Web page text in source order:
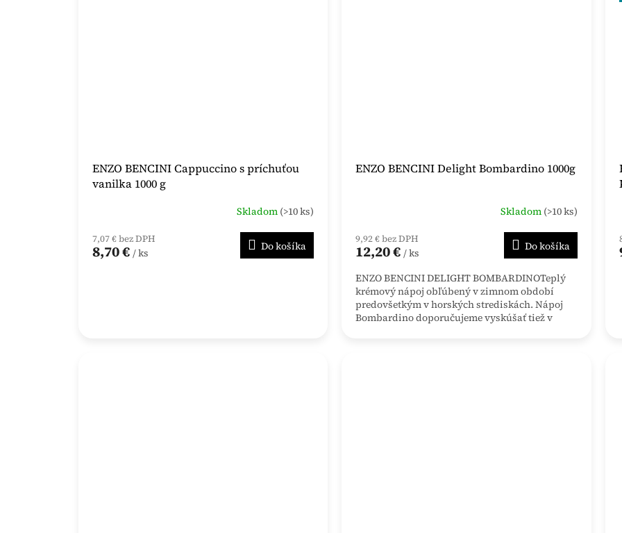
ENZO BENCINI Cappuccino s príchuťou
vanilka 1000 g
Skladom (>10 ks)
7,07 € bez DPH
8,70 € / ks Do košíka
ENZO BENCINI Delight Bombardino 1000g
Skladom (>10 ks)
9,92 € bez DPH
12,20 € / ks Do košíka
ENZO BENCINI DELIGHT BOMBARDINOTeplý
krémový nápoj obľúbený v zimnom období
predovšetkým v horských strediskách. Nápoj
Bombardino doporučujeme vyskúšať tiež v